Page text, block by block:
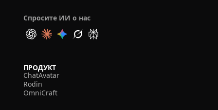
Спросите ИИ о нас
ПРОДУКТ
ChatAvatar
Rodin
OmniCraft